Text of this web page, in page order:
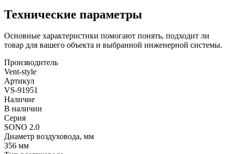
Технические параметры
Основные характеристики помогают понять, подходит ли
товар для вашего объекта и выбранной инженерной системы.
Производитель
Vent-style
Артикул
VS-91951
Наличие
В наличии
Серия
SONO 2.0
Диаметр воздуховода, мм
356 мм